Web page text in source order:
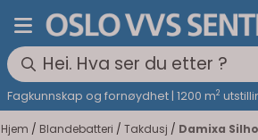
Hopp til innhold
Fagkunnskap og fornøydhet | 1200 m2
Hjem / Blandebatteri / Takdusj / Damixa